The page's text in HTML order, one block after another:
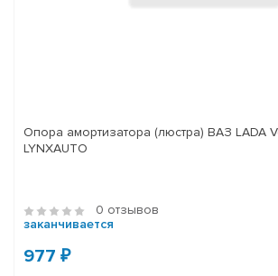
Опора амортизатора (люстра) ВАЗ LADA
LYNXAUTO
0 отзывов
заканчивается
977 ₽